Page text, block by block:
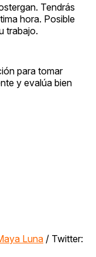
Tendrás
hora. Posible
trabajo.
para tomar
y evalúa bien
Luna / Twitter: